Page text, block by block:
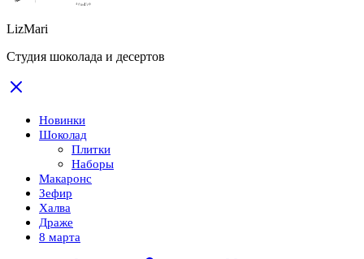
LizMari
Студия шоколада и десертов
Новинки
Шоколад
Плитки
Наборы
Макаронс
Зефир
Халва
Драже
8 марта